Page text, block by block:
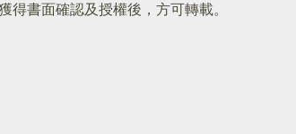
獲得書面確認及授權後，方可轉載。